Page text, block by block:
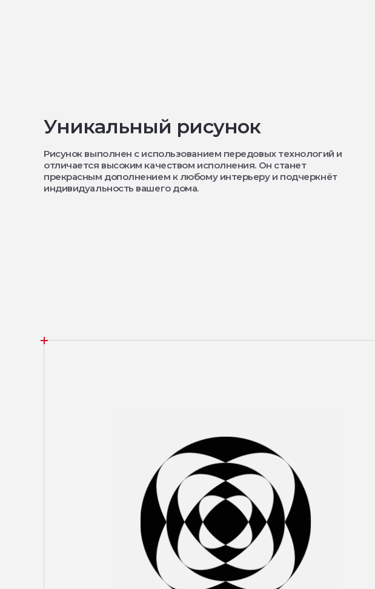
Уникальный рисунок
Рисунок выполнен с использованием передовых технологий и
отличается высоким качеством исполнения. Он станет
прекрасным дополнением к любому интерьеру и подчеркнёт
индивидуальность вашего дома.